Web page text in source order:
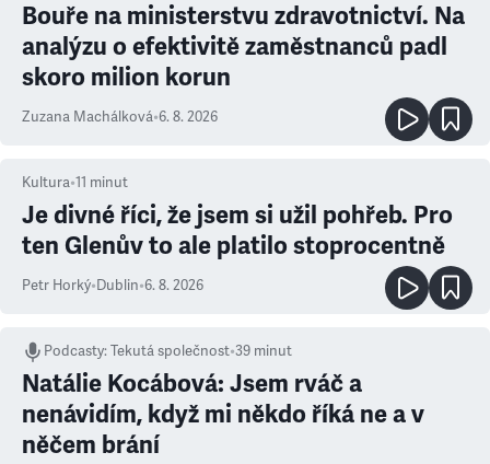
Bouře na ministerstvu zdravotnictví. Na
analýzu o efektivitě zaměstnanců padl
skoro milion korun
Zuzana Machálková•6. 8. 2026
Kultura•11 minut
Je divné říci, že jsem si užil pohřeb. Pro
ten Glenův to ale platilo stoprocentně
Petr Horký•Dublin•6. 8. 2026
Podcasty:Tekutá společnost•39 minut
Natálie Kocábová: Jsem rváč a
nenávidím, když mi někdo říká ne a v
něčem brání